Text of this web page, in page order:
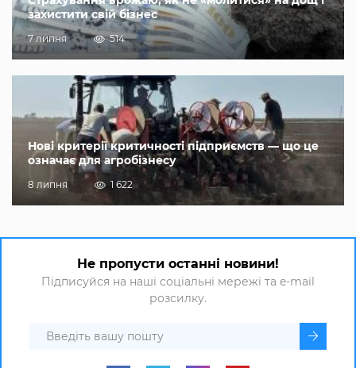
захистити свій бізнес
7 липня 514
Нові критерії критичності підприємств — що це
означає для агробізнесу
8 липня 1 622
Не пропусти останні новини!
Підписуйся на наші соціальні мережі та e-mail
розсилку.